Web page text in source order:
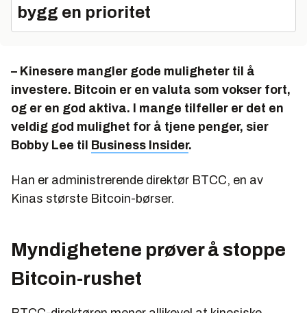
bygg en prioritet
– Kinesere mangler gode muligheter til å
investere. Bitcoin er en valuta som vokser fort,
og er en god aktiva. I mange tilfeller er det en
veldig god mulighet for å tjene penger, sier
Bobby Lee til Business Insider.
Han er administrerende direktør BTCC, en av
Kinas største Bitcoin-børser.
Myndighetene prøver å stoppe
Bitcoin-rushet